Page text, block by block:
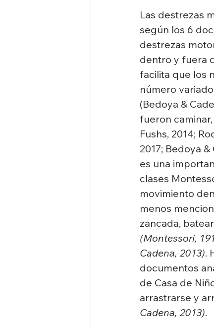
Las destrezas
según los 6
destrezas
dentro y fuera
facilita que los
número
(Bedoya &
fueron
Fushs, 2014;
2017; Bedoya
es una
clases
movimiento
menos
zancada,
(Montessori,
Cadena, 2013).
documentos
de Casa de
arrastrarse y
Cadena, 2013).